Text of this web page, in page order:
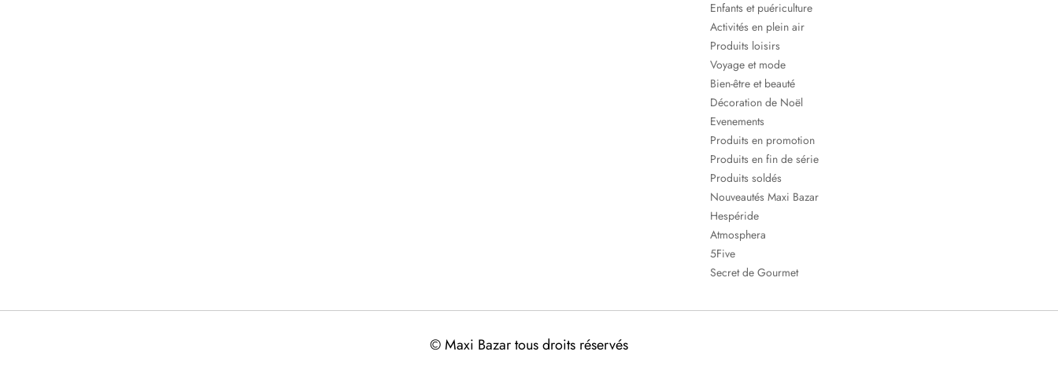
Enfants et puériculture
Activités en plein air
Produits loisirs
Voyage et mode
Bien-être et beauté
Décoration de Noël
Evenements
Produits en promotion
Produits en fin de série
Produits soldés
Nouveautés Maxi Bazar
Hespéride
Atmosphera
5Five
Secret de Gourmet
© Maxi Bazar tous droits réservés